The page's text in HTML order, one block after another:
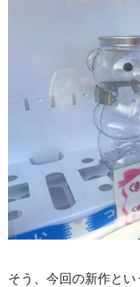
そう、今回の新作と